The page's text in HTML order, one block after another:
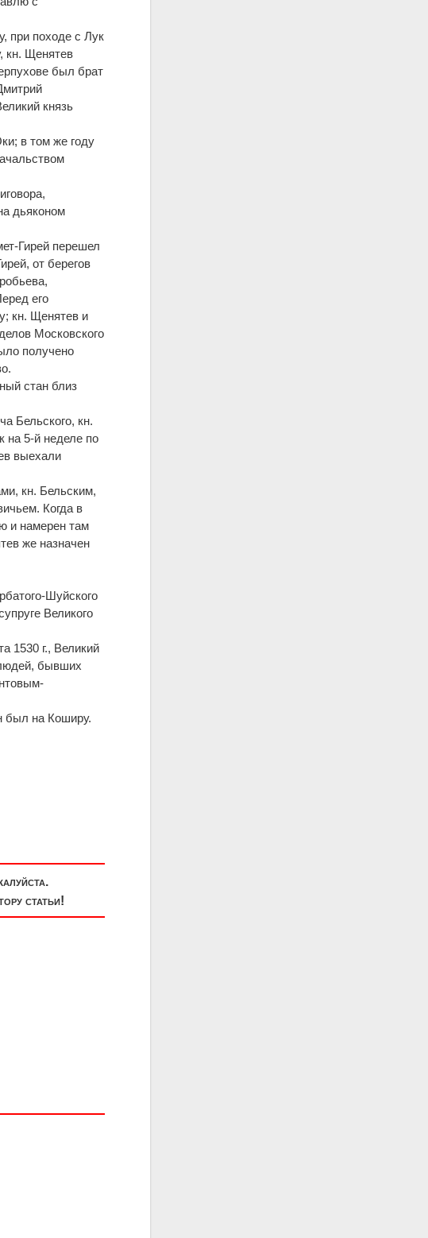
при походе с Лук
кн. Щенятев
был брат
князь
в том же году
дьяконом
Гирей перешел
от берегов
его
кн. Щенятев и
Московского
получено
стан близ
Бельского, кн.
на 5-й неделе по
выехали
кн. Бельским,
Когда в
и намерен там
же назначен
Шуйского
Великого
1530 г., Великий
бывших
был на Коширу.
статьи!